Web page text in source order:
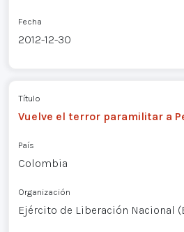
Fecha
2012-12-30
Título
Vuelve el terror paramilitar a
País
Colombia
Organización
Ejército de Liberación Nacional